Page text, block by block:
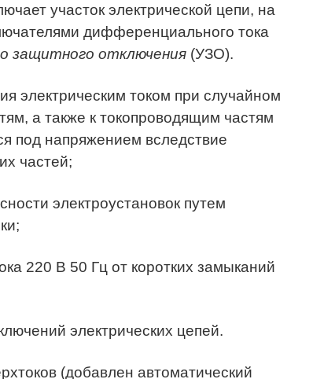
участок электрической цепи, на
дифференциального тока
защитного отключения (УЗО).
электрическим током при случайном
а также к токопроводящим частям
под напряжением вследствие
частей;
электроустановок путем
220 В 50 Гц от коротких замыканий
электрических цепей.
(добавлен автоматический